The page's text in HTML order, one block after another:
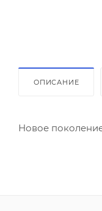
ОПИСАНИЕ
Новое